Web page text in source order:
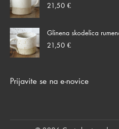
21,50 €
Glinena skodelica
21,50 €
Prijavite se na e-novice